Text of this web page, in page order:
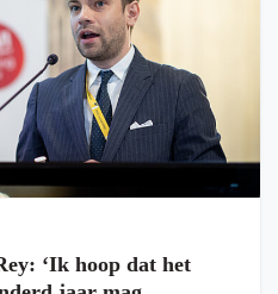
‘Ik hoop dat het